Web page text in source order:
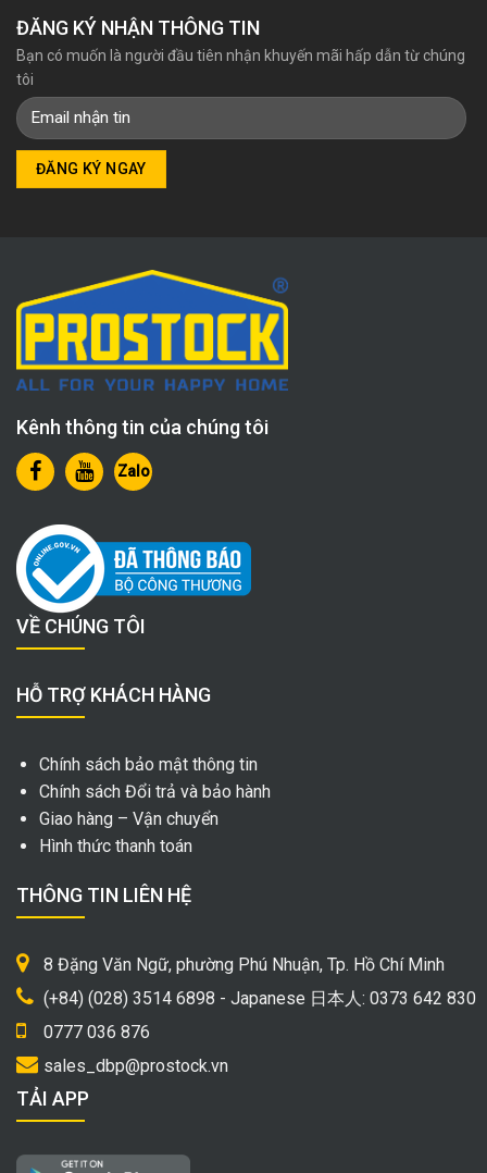
ĐĂNG KÝ NHẬN THÔNG TIN
Bạn có muốn là người đầu tiên nhận khuyến mãi hấp dẫn từ chúng
tôi
Kênh thông tin của chúng tôi
Zalo
VỀ CHÚNG TÔI
HỖ TRỢ KHÁCH HÀNG
Chính sách bảo mật thông tin
Chính sách Đổi trả và bảo hành
Giao hàng – Vận chuyển
Hình thức thanh toán
THÔNG TIN LIÊN HỆ
8 Đặng Văn Ngữ, phường Phú Nhuận, Tp. Hồ Chí Minh
(+84) (028) 3514 6898 - Japanese 日本人: 0373 642 830
0777 036 876
sales_dbp@prostock.vn
TẢI APP